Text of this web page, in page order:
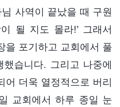
사역이 끝났을 때 구원
될 지도 몰라!’ 그래서
을 포기하고 교회에서 풀
습니다. 그리고 나중에
어 더욱 열정적으로 버리
교회에서 하루 종일 눈